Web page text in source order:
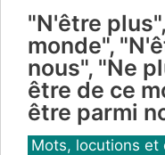
"N'être
monde",
nous", "Ne
être de ce
être parmi
Catégories
Mots, locutions et